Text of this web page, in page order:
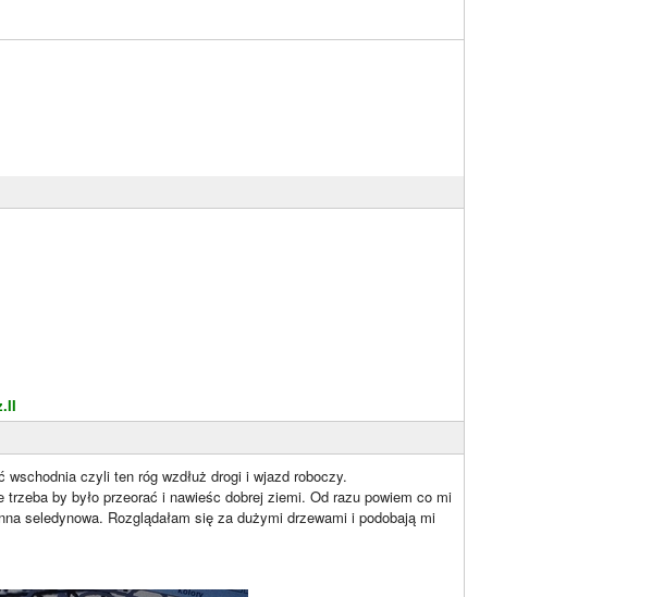
czyli ten róg wzdłuż drogi i wjazd roboczy.
by było przeorać i nawieśc dobrej ziemi. Od razu powiem co mi
seledynowa. Rozglądałam się za dużymi drzewami i podobają mi